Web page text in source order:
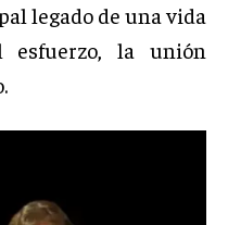
legado de una vida
la unión